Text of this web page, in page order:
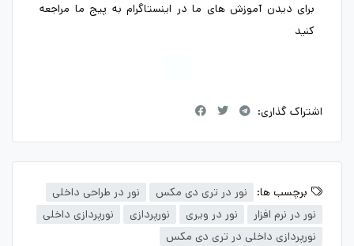
برای دیدن آموزش های ما در اینستاگرام به پیج ما مراجعه
کنید
اشتراک گذاری:
برچسب ها: نور در تری دی مکس
نور در طراحی داخلی
نور در نرم افزار
نور در ویری نورپردازی
نورپردازی داخلی
نورپردازی داخلی در تری دی مکس